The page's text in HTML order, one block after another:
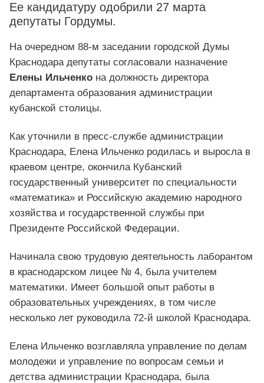
Ее кандидатуру одобрили 27 марта
депутаты Гордумы.
На очередном 88-м заседании городской Думы
Краснодара депутаты согласовали назначение
Елены Ильченко на должность директора
департамента образования администрации
кубанской столицы.
Как уточнили в пресс-службе администрации
Краснодара, Елена Ильченко родилась и выросла в
краевом центре, окончила Кубанский
государственный университет по специальности
«математика» и Российскую академию народного
хозяйства и государственной службы при
Президенте Российской Федерации.
Начинала свою трудовую деятельность лаборантом
в краснодарском лицее № 4, была учителем
математики. Имеет большой опыт работы в
образовательных учреждениях, в том числе
несколько лет руководила 72-й школой Краснодара.
Елена Ильченко возглавляла управление по делам
молодежи и управление по вопросам семьи и
детства администрации Краснодара, была